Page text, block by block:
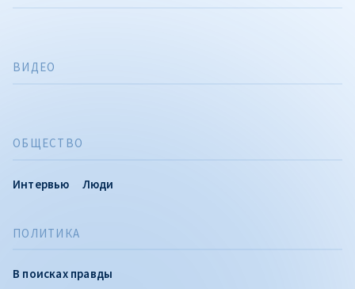
ПОЛИТИКА
В поисках правды
ОБЩЕСТВО
Интервью Люди
ВИДЕО